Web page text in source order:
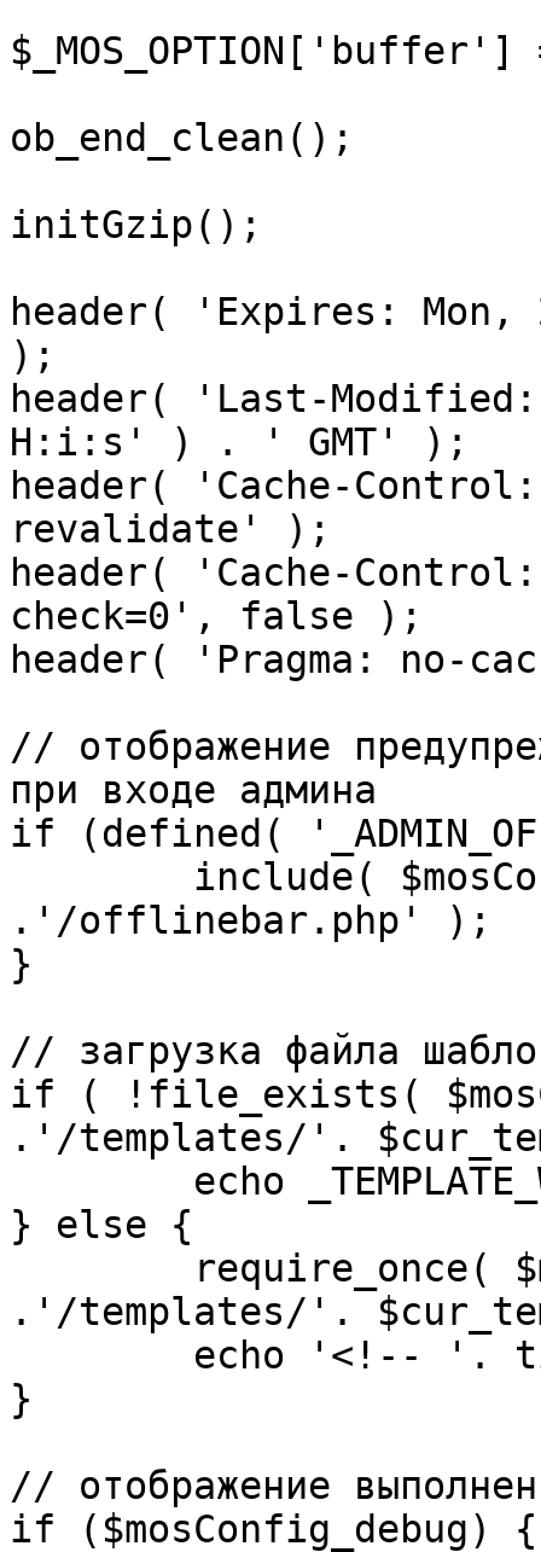
ob_end_clean();
initGzip();
header( 'Expires: Mon,
);
header( 'Last-
H:i:s' ) . ' GMT' );
header( 'Cache-
revalidate' );
header( 'Cache-
check=0', false );
header( 'Pragma: no-
// отображение
при входе админа
if (defined(
.'/offlinebar.php' );
}
// загрузка файла
if ( !file_exists(
.'/templates/'.
} else {
.'/templates/'.
}
// отображение
if ($mosConfig_debug) {